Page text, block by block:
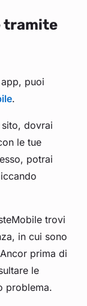
tramite
puoi
.
dovrai
le tue
potrai
trovi
in cui sono
prima di
le
problema.